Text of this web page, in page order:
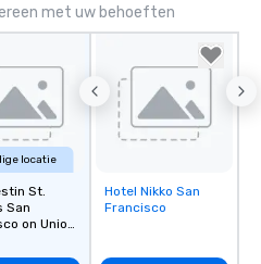
met uw behoeften
locatie
St.
San
on Union
Removed from
favorites
Hotel Nikko San
Francisco